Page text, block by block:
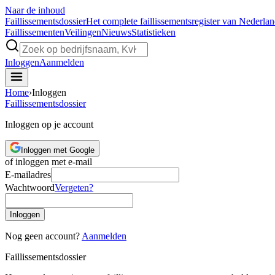
Naar de inhoud
FaillissementsdossierHet complete faillissementsregister van
FaillissementenVeilingenNieuwsStatistieken
InloggenAanmelden
Home›Inloggen
Faillissementsdossier
Inloggen op je account
Inloggen met Google
of inloggen met e-mail
E-mailadres
WachtwoordVergeten?
Inloggen
Nog geen account? Aanmelden
Faillissementsdossier